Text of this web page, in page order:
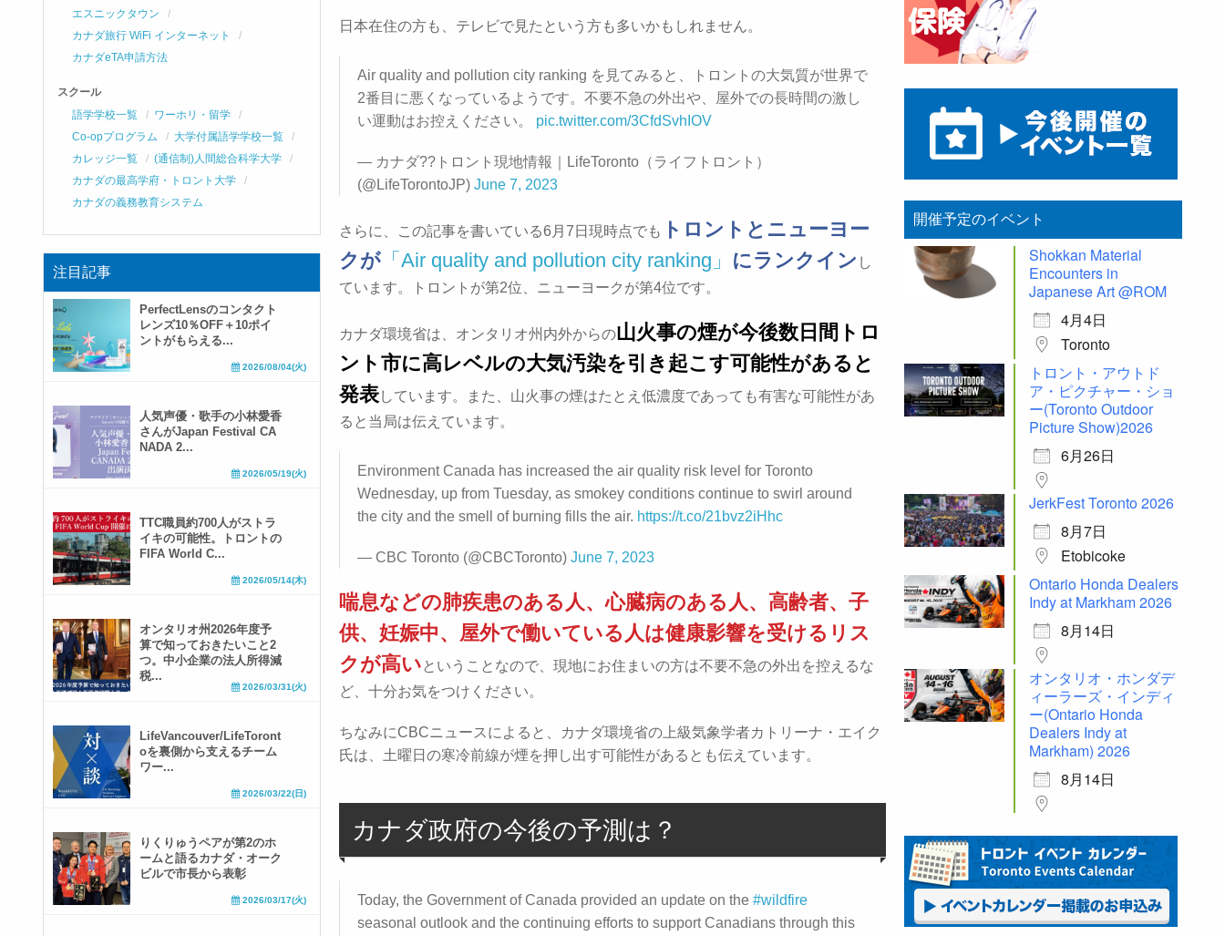
日本在住の方も、テレビで見たという方も多いかもしれません。
Air quality and pollution city ranking を見てみると、トロントの大気質が世界で
2番目に悪くなっているようです。不要不急の外出や、屋外での長時間の激し
い運動はお控えください。 pic.twitter.com/3CfdSvhIOV
— カナダ??トロント現地情報｜LifeToronto（ライフトロント）
(@LifeTorontoJP) June 7, 2023
さらに、この記事を書いている6月7日現時点でも トロントとニューヨー
クが 「Air quality and pollution city ranking」 にランクイン し
ています。トロントが第2位、ニューヨークが第4位です。
カナダ環境省は、オンタリオ州内外からの山火事の煙が今後数日間トロ
ント市に高レベルの大気汚染を引き起こす可能性があると
発表しています。また、山火事の煙はたとえ低濃度であっても有害な可能性があ
ると当局は伝えています。
Environment Canada has increased the air quality risk level for Toronto
Wednesday, up from Tuesday, as smokey conditions continue to swirl around
the city and the smell of burning fills the air. https://t.co/21bvz2iHhc
— CBC Toronto (@CBCToronto) June 7, 2023
喘息などの肺疾患のある人、心臓病のある人、高齢者、子
供、妊娠中、屋外で働いている人は健康影響を受けるリス
クが高い ということなので、現地にお住まいの方は不要不急の外出を控えるな
ど、十分お気をつけください。
ちなみにCBCニュースによると、カナダ環境省の上級気象学者カトリーナ・エイク
氏は、土曜日の寒冷前線が煙を押し出す可能性があるとも伝えています。
カナダ政府の今後の予測は？
Today, the Government of Canada provided an update on the #wildfire
seasonal outlook and the continuing efforts to support Canadians through this
エスニックタウン
カナダ旅行 WiFi インターネット
カナダeTA申請方法
スクール
語学学校一覧
ワーホリ・留学
Co-opプログラム
大学付属語学学校一覧
カレッジ一覧
(通信制)人間総合科学大学
カナダの最高学府・トロント大学
カナダの義務教育システム
注目記事
PerfectLensのコンタクト
レンズ10％OFF＋10ポイ
ントがもらえる...
2026/08/04(火)
人気声優・歌手の小林愛香
さんがJapan Festival CA
NADA 2...
2026/05/19(火)
TTC職員約700人がストラ
イキの可能性。トロントの
FIFA World C...
2026/05/14(木)
オンタリオ州2026年度予
算で知っておきたいこと2
つ。中小企業の法人所得減
税...
2026/03/31(火)
LifeVancouver/LifeToront
oを裏側から支えるチーム
ワー...
2026/03/22(日)
りくりゅうペアが第2のホ
ームと語るカナダ・オーク
ビルで市長から表彰
2026/03/17(火)
開催予定のイベント
Shokkan Material
Encounters in
Japanese Art @ROM
4月4日
Toronto
トロント・アウトド
ア・ピクチャー・ショ
ー(Toronto Outdoor
Picture Show)2026
6月26日
JerkFest Toronto 2026
8月7日
Etobicoke
Ontario Honda Dealers
Indy at Markham 2026
8月14日
オンタリオ・ホンダデ
ィーラーズ・インディ
ー(Ontario Honda
Dealers Indy at
Markham) 2026
8月14日